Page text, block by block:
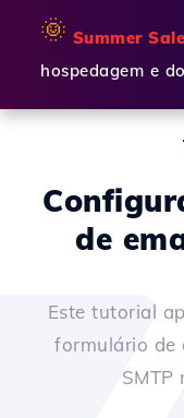
🌞 Summer Sale
hospedagem e
de
Este tutorial
formulário de
SMTP